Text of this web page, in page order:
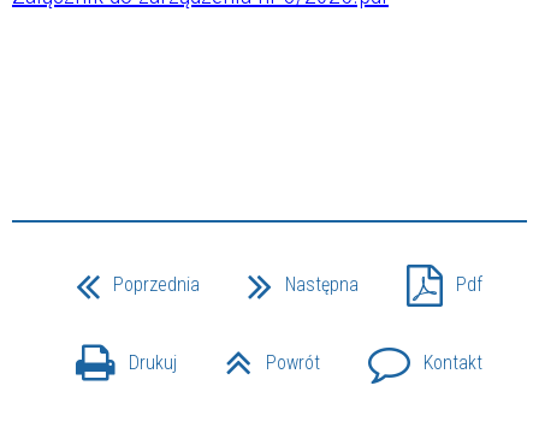
Poprzednia Następna Pdf
Drukuj Powrót Kontakt